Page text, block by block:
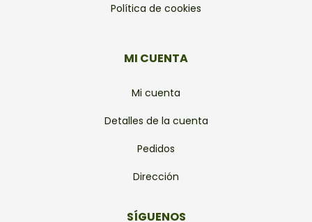
Política de cookies
MI CUENTA
Mi cuenta
Detalles de la cuenta
Pedidos
Dirección
SÍGUENOS